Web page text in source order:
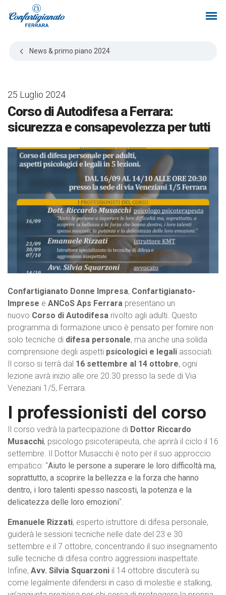
News & primo piano 2024
25 Luglio 2024
Corso di Autodifesa a Ferrara:
sicurezza e consapevolezza per tutti
Confartigianato Donne Impresa, Confartigianato-
Imprese e ANCoS Aps Ferrara presentano un
nuovo Corso di Autodifesa rivolto agli adulti. Questo
programma di formazione unico è pensato per fornire non
solo tecniche di difesa personale, ma anche una solida
comprensione degli aspetti psicologici e legali associati.
Il corso si terrà dal 16 settembre al 14 ottobre, ogni
lezione avrà inizio alle ore 20.30 presso la sede di Via
Veneziani 1/5, Ferrara.
I professionisti del corso
Il corso vedrà la partecipazione di Dottor Riccardo
Musacchi, psicologo psicoterapeuta, che aprirà il ciclo il 16
settembre. Il Dottor Musacchi è noto per il suo approccio
empatico: “Aiuto le persone a superare le loro difficoltà ma,
soprattutto, a scoprire la bellezza e la forza che hanno
dentro, i loro talenti spesso nascosti, la potenza e la
delicatezza delle loro emozioni“.
Emanuele Rizzati, esperto istruttore di difesa personale,
guiderà le sessioni tecniche nelle date del 23 e 30
settembre e il 7 ottobre, concentrando il suo insegnamento
sulle tecniche di difesa contro aggressioni inaspettate.
Infine, Avv. Silvia Squarzoni il 14 ottobre discuterà su
come legalmente difendersi in caso di molestie e stalking,